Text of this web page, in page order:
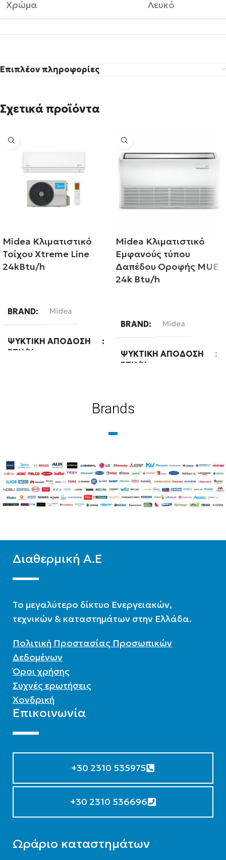
Χρώμα Λευκό
Επιπλέον πληροφορίες
Σχετικά προϊόντα
Midea Κλιματιστικό
Τοίχου Xtreme Line
24kBtu/h
BRAND Midea
ΨΥΚΤΙΚΉ ΑΠΌΔΟΣΗ
BTU/H
WIFI Standard
ΧΡΏΜΑ Λευκό
Midea Κλιματιστικό
Εμφανούς τύπου
Δαπέδου Οροφής MUE
24k Btu/h
BRAND Midea
ΨΥΚΤΙΚΉ ΑΠΌΔΟΣΗ
BTU/H
Brands
Διαθερμική Α.Ε
To μεγαλύτερο δίκτυο Ενεργειακών,
τεχνικών & καταστημάτων στην Ελλάδα.
Πολιτική Προστασίας Προσωπικών
Δεδομένων
Όροι χρήσης
Συχνές ερωτήσεις
Χονδρική
Επικοινωνία
+30 2310 535975
+30 2310 536696
Ωράριο καταστημάτων